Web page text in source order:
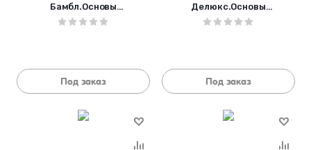
Бамбл.Основы
программирования" (23
Под заказ
Делюкс.Основы
программирования" (83
Под заказ